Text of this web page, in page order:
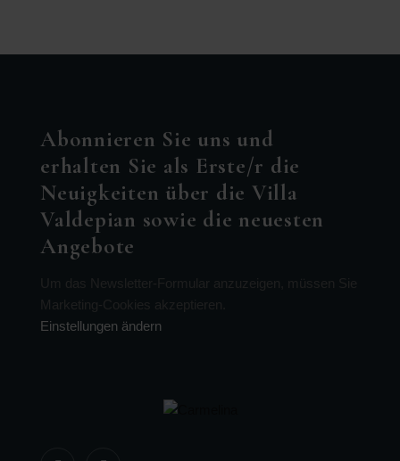
Abonnieren Sie uns und
erhalten Sie als Erste/r die
Neuigkeiten über die Villa
Valdepian sowie die neuesten
Angebote
Einstellungen ändern